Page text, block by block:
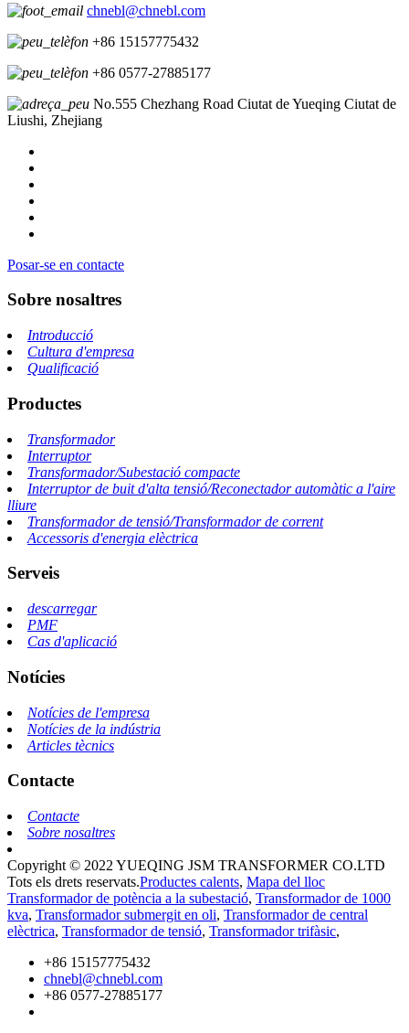
chnebl@chnebl.com
+86 15157775432
+86 0577-27885177
No.555 Chezhang Road Ciutat de Yueqing Ciutat de
Liushi, Zhejiang
Posar-se en contacte
Sobre nosaltres
Introducció
Cultura d'empresa
Qualificació
Productes
Transformador
Interruptor
Transformador/Subestació compacte
Interruptor de buit d'alta tensió/Reconectador automàtic a l'aire
lliure
Transformador de tensió/Transformador de corrent
Accessoris d'energia elèctrica
Serveis
descarregar
PMF
Cas d'aplicació
Notícies
Notícies de l'empresa
Notícies de la indústria
Articles tècnics
Contacte
Contacte
Sobre nosaltres
Copyright © 2022 YUEQING JSM TRANSFORMER CO.LTD
Tots els drets reservats.Productes calents, Mapa del lloc
Transformador de potència a la subestació, Transformador de 1000
kva, Transformador submergit en oli, Transformador de central
elèctrica, Transformador de tensió, Transformador trifàsic,
+86 15157775432
chnebl@chnebl.com
+86 0577-27885177